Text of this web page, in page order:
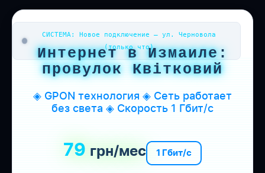
СИСТЕМА: Новое подключение — ул. Черновола
(только что)
Интернет в Измаиле:
провулок Квітковий
◈ GPON технология ◈ Сеть работает
без света ◈ Скорость 1 Гбит/с
79 грн/мес 1 Гбит/с